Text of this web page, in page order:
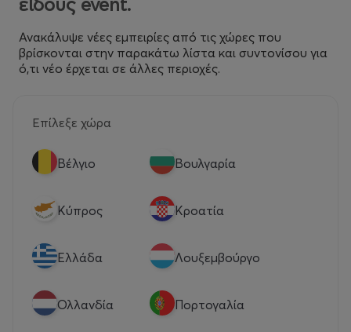
Ανακάλυψε νέες εμπειρίες από τις χώρες που
βρίσκονται στην παρακάτω λίστα και συντονίσου για
ό,τι νέο έρχεται σε άλλες περιοχές.
Επίλεξε χώρα
Βέλγιο Βουλγαρία
Κύπρος Κροατία
Eλλάδα Λουξεμβούργο
Ολλανδία Πορτογαλία